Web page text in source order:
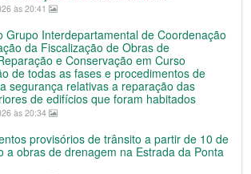
às 20:41
Grupo Interdepartamental de Coordenação
da Fiscalização de Obras de
e Conservação em Curso
de todas as fases e procedimentos de
segurança relativas a reparação das
de edifícios que foram habitados
às 20:34
provisórios de trânsito a partir de 10 de
a obras de drenagem na Estrada da Ponta